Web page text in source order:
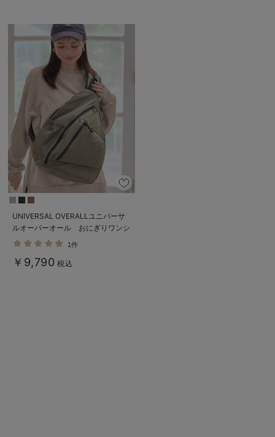
UNIVERSAL OVERALLユニバーサ
ルオーバーオール おにぎりワンシ
ョルダー マザーズ
1件
￥9,790 税込